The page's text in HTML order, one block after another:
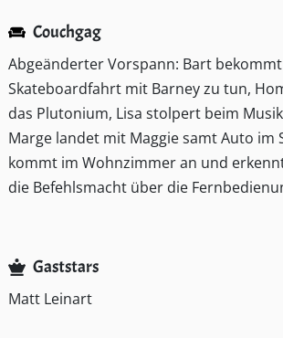
Couchgag
Abgeänderter Vorspann: Bart
Skateboardfahrt mit Barney zu tun,
das Plutonium, Lisa stolpert beim
Marge landet mit Maggie samt Auto im
kommt im Wohnzimmer an und
die Befehlsmacht über die
Gaststars
Matt Leinart